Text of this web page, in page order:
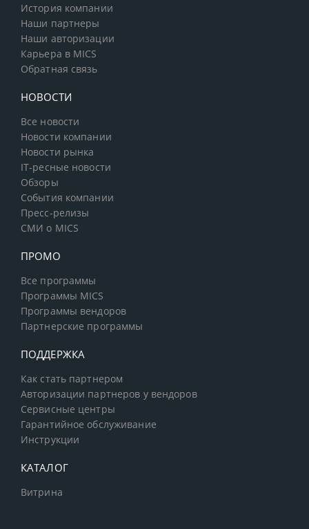
История компании
Наши партнеры
Наши авторизации
Карьера в MICS
Обратная связь
НОВОСТИ
Все новости
Новости компании
Новости рынка
IT-ресные новости
Обзоры
События компании
Пресс-релизы
СМИ о MICS
ПРОМО
Все программы
Программы MICS
Программы вендоров
Партнерские программы
ПОДДЕРЖКА
Как стать партнером
Авторизации партнеров у вендоров
Сервисные центры
Гарантийное обслуживание
Инструкции
КАТАЛОГ
Витрина